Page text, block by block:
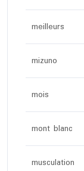
meilleurs
mizuno
mois
mont blanc
musculation